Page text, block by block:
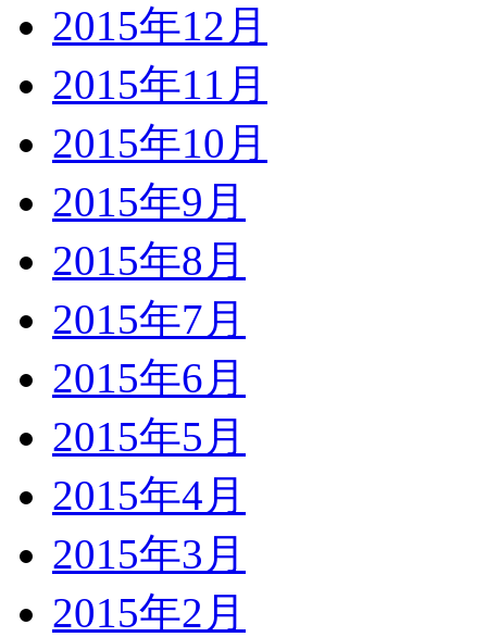
2015年12月
2015年11月
2015年10月
2015年9月
2015年8月
2015年7月
2015年6月
2015年5月
2015年4月
2015年3月
2015年2月